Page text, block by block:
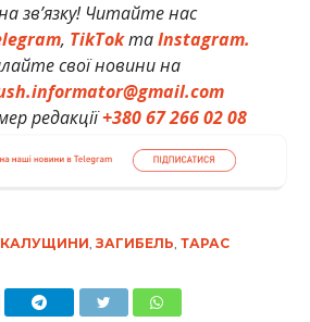
зв’язку! Читайте нас
, TikTokтаInstagram.
свої новини на
редакції+380 67 266 02 08
КАЛУЩИНИ ЗАГИБЕЛЬ ТАРАС